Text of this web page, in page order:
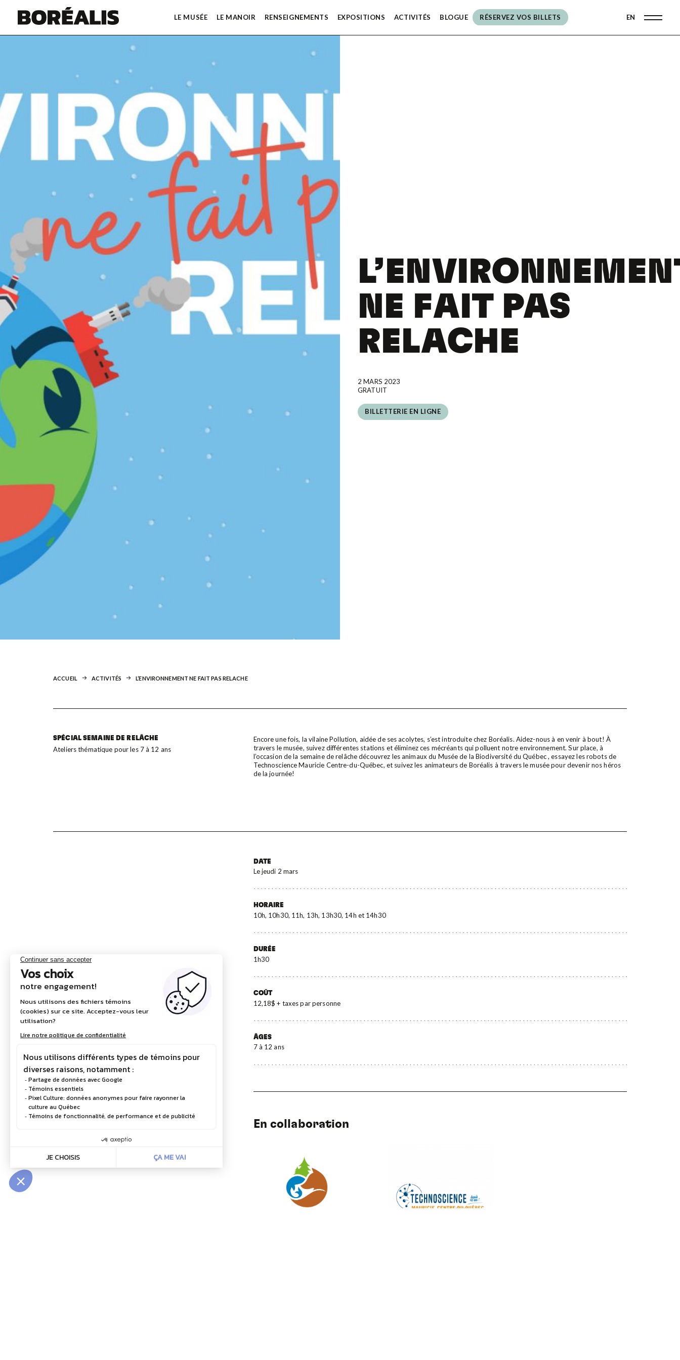
LE MUSÉE LE MANOIR RENSEIGNEMENTS EXPOSITIONS ACTIVITÉS BLOGUE RÉSERVEZ VOS BILLETS
RÉSERVEZ VOS BILLETS
EN
NE FAIT PAS
RELACHE
2 MARS 2023
GRATUIT
BILLETTERIE EN LIGNE
ACCUEIL ACTIVITÉS L’ENVIRONNEMENT NE FAIT PAS RELACHE
SPÉCIAL SEMAINE DE RELÂCHE
Ateliers thématique pour les 7 à 12 ans
Encore une fois, la vilaine Pollution, aidée de ses acolytes, s’est introduite chez Boréalis. Aidez-nous à en venir à bout! À
travers le musée, suivez différentes stations et éliminez ces mécréants qui polluent notre environnement. Sur place, à
l’occasion de la semaine de relâche découvrez les animaux du Musée de la Biodiversité du Québec , essayez les robots de
Technoscience Mauricie Centre-du-Québec, et suivez les animateurs de Boréalis à travers le musée pour devenir nos héros
de la journée!
DATE
Le jeudi 2 mars
HORAIRE
10h, 10h30, 11h, 13h, 13h30, 14h et 14h30
DURÉE
1h30
COÛT
12,18$ + taxes par personne
ÂGES
7 à 12 ans
En collaboration